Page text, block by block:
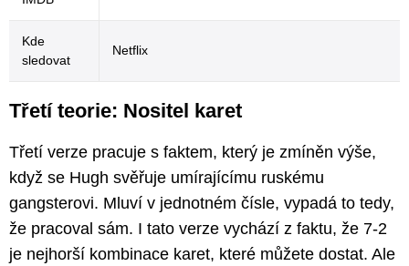
Kde
sledovat
Netflix
Třetí teorie: Nositel karet
Třetí verze pracuje s faktem, který je zmíněn výše,
když se Hugh svěřuje umírajícímu ruskému
gangsterovi. Mluví v jednotném čísle, vypadá to tedy,
že pracoval sám. I tato verze vychází z faktu, že 7-2
je nejhorší kombinace karet, které můžete dostat. Ale